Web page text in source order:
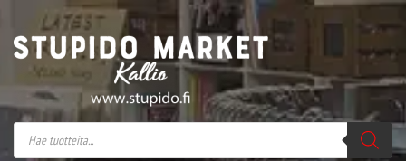
Stupido Market – verkossa ja kivijalassa
Stupido Market on vaihtoehtomusaan
erikoistunut verkko- sekä